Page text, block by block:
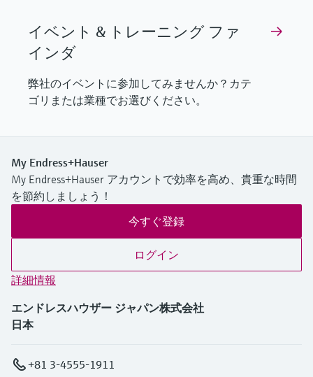
イベント & トレーニング ファ
インダ
弊社のイベントに参加してみませんか？カテ
ゴリまたは業種でお選びください。
My Endress+Hauser
My Endress+Hauser アカウントで効率を高め、貴重な時間
を節約しましょう！
今すぐ登録
ログイン
詳細情報
エンドレスハウザー ジャパン株式会社
日本
+81 3-4555-1911